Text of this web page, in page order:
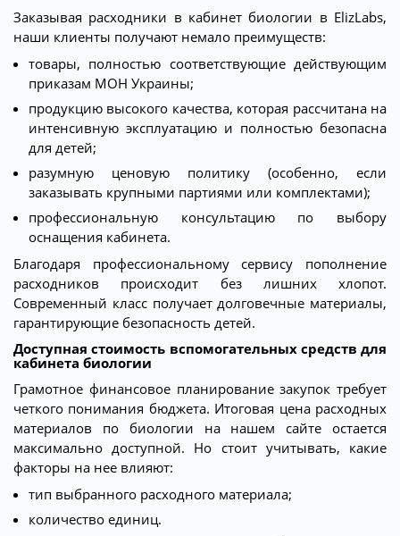
Заказывая расходники в кабинет биологии в ElizLabs,
наши клиенты получают немало преимуществ:
товары, полностью соответствующие действующим
приказам МОН Украины;
продукцию высокого качества, которая рассчитана на
интенсивную эксплуатацию и полностью безопасна
для детей;
разумную ценовую политику (особенно, если
заказывать крупными партиями или комплектами);
профессиональную консультацию по выбору
оснащения кабинета.
Благодаря профессиональному сервису пополнение
расходников происходит без лишних хлопот.
Современный класс получает долговечные материалы,
гарантирующие безопасность детей.
Доступная стоимость вспомогательных средств для
кабинета биологии
Грамотное финансовое планирование закупок требует
четкого понимания бюджета. Итоговая цена расходных
материалов по биологии на нашем сайте остается
максимально доступной. Но стоит учитывать, какие
факторы на нее влияют:
тип выбранного расходного материала;
количество единиц.